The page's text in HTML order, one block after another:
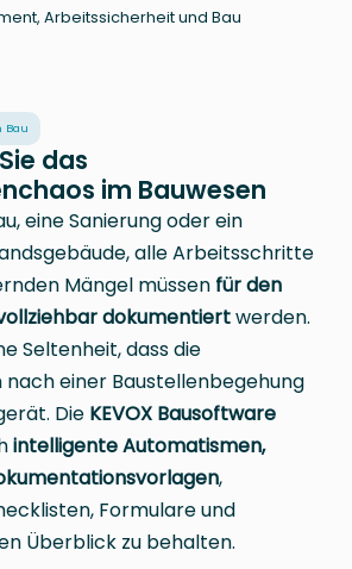
Arbeitssicherheit und Bau
Bau
das
im Bauwesen
eine Sanierung oder ein
alle Arbeitsschritte
Mängel müssen für den
dokumentiertwerden.
Seltenheit, dass die
einer Baustellenbegehung
Die KEVOX Bausoftware
intelligente Automatismen,
,
Formulare und
Überblick zu behalten.